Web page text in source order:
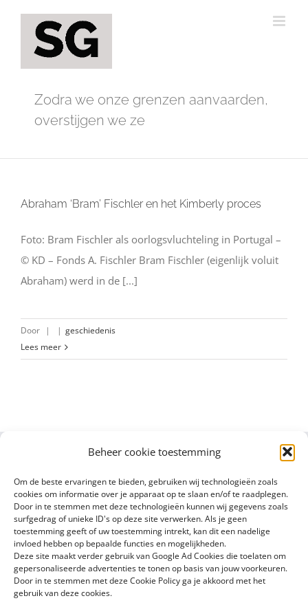
Beheer cookie toestemming
Om de beste ervaringen te bieden, gebruiken wij technologieën zoals
cookies om informatie over je apparaat op te slaan en/of te raadplegen.
Door in te stemmen met deze technologieën kunnen wij gegevens zoals
surfgedrag of unieke ID's op deze site verwerken. Als je geen
toestemming geeft of uw toestemming intrekt, kan dit een nadelige
invloed hebben op bepaalde functies en mogelijkheden.
Deze site maakt verder gebruik van Google Ad Cookies die toelaten om
gepersonaliseerde advertenties te tonen op basis van jouw voorkeuren.
Door in te stemmen met deze Cookie Policy ga je akkoord met het
gebruik van deze cookies.
Zodra we onze grenzen aanvaarden,
overstijgen we ze
Abraham ‘Bram’ Fischler en het Kimberly proces
Foto: Bram Fischler als oorlogsvluchteling in Portugal –
© KD – Fonds A. Fischler Bram Fischler (eigenlijk voluit
Abraham) werd in de [...]
Door | | geschiedenis
Lees meer